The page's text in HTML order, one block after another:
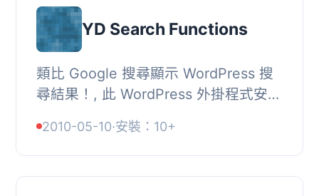
YD Search Functions
類比 Google 搜尋顯示 WordPress 搜
尋結果！, 此 WordPress 外掛程式安裝
WordPress 搜尋頁面中顯示搜尋結果的
方式。, 您可以...
2010-05-10·安裝：10+